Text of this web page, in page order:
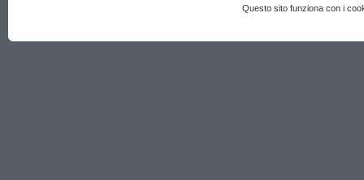
Questo sito funziona con i